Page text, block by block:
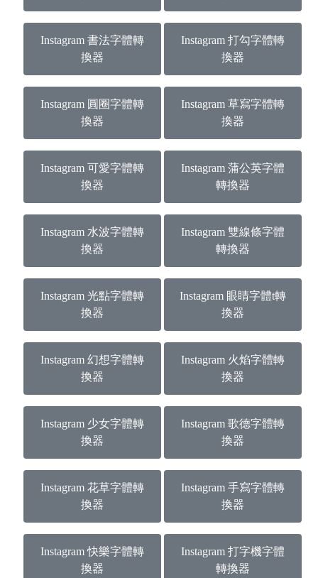
Instagram 書法字體轉
換器
Instagram 打勾字體轉
換器
Instagram 圓圈字體轉
換器
Instagram 草寫字體轉
換器
Instagram 可愛字體轉
換器
Instagram 蒲公英字體
轉換器
Instagram 水波字體轉
換器
Instagram 雙線條字體
轉換器
Instagram 光點字體轉
換器
Instagram 眼睛字體t轉
換器
Instagram 幻想字體轉
換器
Instagram 火焰字體轉
換器
Instagram 少女字體轉
換器
Instagram 歌德字體轉
換器
Instagram 花草字體轉
換器
Instagram 手寫字體轉
換器
Instagram 快樂字體轉
換器
Instagram 打字機字體
轉換器